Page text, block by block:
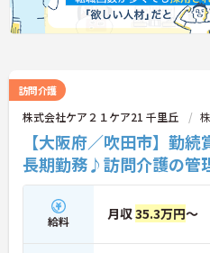
役割に応じた給与でモチベーシ
・月給35万円以上＋役付手当6万
■ 運営に関わるやりがいあるポジ
自分の考えを活かした事業所づく
・採用・営業・シフトなど幅広く
・地域との連携を含めた戦略にも
・現場判断の余地があり主体的に
→ 「任されるやりがい」と成長実
訪問介護
株式会社ケア２１ケア21 千里丘
【大阪府／吹田市】勤
長期勤務♪訪問介護の管
給料 月収35.3万円～